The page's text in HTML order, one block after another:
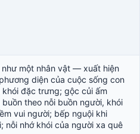
như một nhân vật — xuất hiện
diện của cuộc sống con
khói đặc trưng; gộc củi ấm
theo nỗi buồn người, khói
vui người; bếp nguội khi
nỗi nhớ khói của người xa quê